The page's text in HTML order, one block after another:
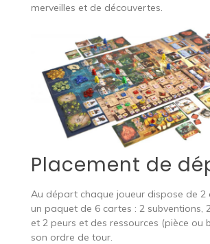
merveilles et de découvertes.
Placement de
Au départ chaque joueur dispose de 2
un paquet de 6 cartes : 2 subventions,
et 2 peurs et des ressources (pièce ou
son ordre de tour.